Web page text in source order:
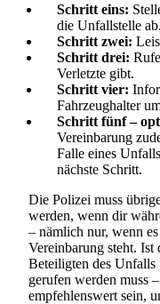
Schritt eins:
die Unfallstelle ab.
Schritt zwei:
Schritt drei:
Verletzte gibt.
Schritt vier:
Fahrzeughalter
Schritt fünf –
Vereinbarung
Falle eines
nächste Schritt.
Die Polizei muss
werden, wenn dir
– nämlich nur, wenn
Vereinbarung steht.
Beteiligten des Unfalls
gerufen werden muss
empfehlenswert sein,